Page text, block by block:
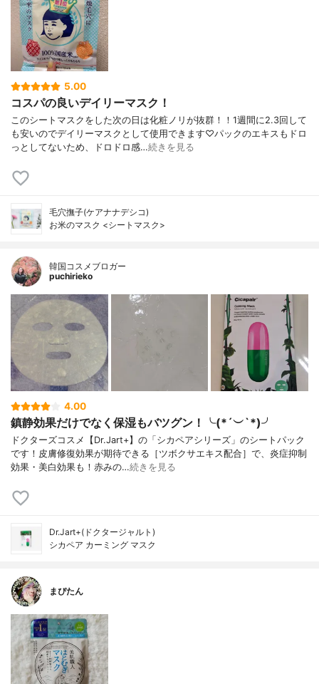
5.00
コスパの良いデイリーマスク！
このシートマスクをした次の日は化粧ノリが抜群！！1週間に2.3回して
も安いのでデイリーマスクとして使用できます♡パックのエキスもドロ
っとしてないため、ドロドロ感…続きを見る
毛穴撫子(ケアナナデシコ)
お米のマスク <シートマスク>
韓国コスメブロガー
puchirieko
4.00
鎮静効果だけでなく保湿もバツグン！╰(*´︶`*)╯
ドクターズコスメ【Dr.Jart+】の「シカペアシリーズ」のシートパック
です！皮膚修復効果が期待できる［ツボクサエキス配合］で、炎症抑制
効果・美白効果も！赤みの…続きを見る
Dr.Jart+(ドクタージャルト)
シカペア カーミング マスク
まぴたん